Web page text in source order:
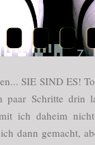
SIE SIND ES!
paar Schritte drin
ich daheim
dann gemacht,